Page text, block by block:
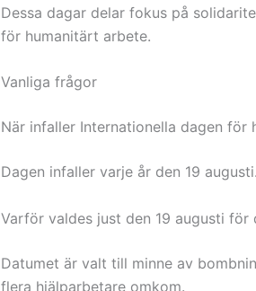
Dessa dagar delar fokus på
för humanitärt arbete.
Vanliga frågor
När infaller Internationella dagen för
Dagen infaller varje år den 19 augusti.
Varför valdes just den 19 augusti för
Datumet är valt till minne av
flera hjälparbetare omkom.